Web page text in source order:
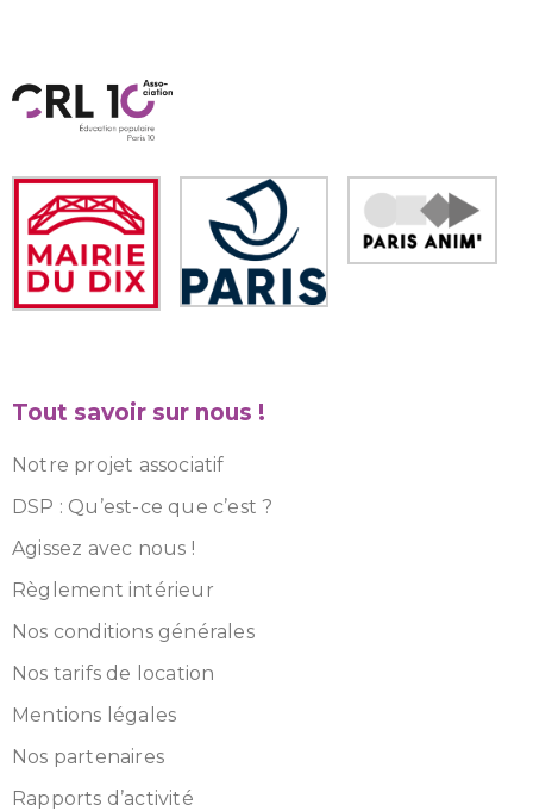
Tout savoir sur nous !
Notre projet associatif
DSP : Qu’est-ce que c’est ?
Agissez avec nous !
Règlement intérieur
Nos conditions générales
Nos tarifs de location
Mentions légales
Nos partenaires
Rapports d’activité